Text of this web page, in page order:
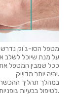
מטפל הסו-ג'וק נדרש
על מנת שיוכל לשלב
ככל שמבין המטפל את
יהיה יותר מדוייק.
במהלך תהליך
לטיפול בבעיות גופניות ונפשיות קלות וסבוכות.